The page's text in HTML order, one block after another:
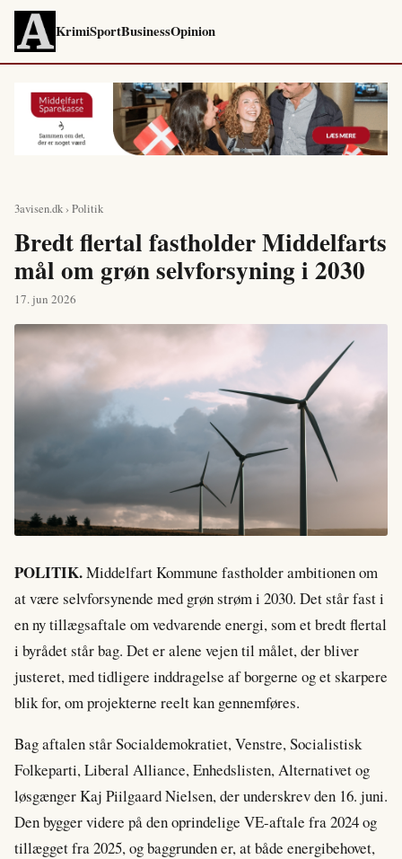
KrimiSportBusinessOpinion
3avisen.dk› Politik
Bredt flertal fastholder Middelfarts
mål om grøn selvforsyning i 2030
17. jun 2026
POLITIK.Middelfart Kommune fastholder ambitionen om
at være selvforsynende med grøn strøm i 2030. Det står fast i
en ny tillægsaftale om vedvarende energi, som et bredt flertal
i byrådet står bag. Det er alene vejen til målet, der bliver
justeret, med tidligere inddragelse af borgerne og et skarpere
blik for, om projekterne reelt kan gennemføres.
Bag aftalen står Socialdemokratiet, Venstre, Socialistisk
Folkeparti, Liberal Alliance, Enhedslisten, Alternativet og
løsgænger Kaj Piilgaard Nielsen, der underskrev den 16. juni.
Den bygger videre på den oprindelige VE-aftale fra 2024 og
tillægget fra 2025, og baggrunden er, at både energibehovet,